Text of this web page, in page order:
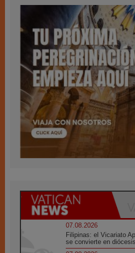
07.08.2026
Filipinas: el Vicariato
se convierte en diócesis